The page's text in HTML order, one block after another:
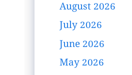
August 2026
July 2026
June 2026
May 2026